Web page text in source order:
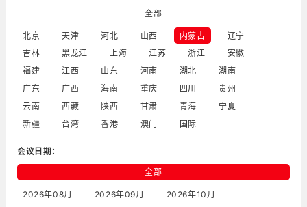
全部
北京 天津 河北 山西 内蒙古
辽宁
吉林
黑龙江 上海 江苏 浙江
安徽
福建
江西 山东 河南 湖北
湖南
广东
广西 海南 重庆 四川
贵州
云南
西藏 陕西 甘肃 青海
宁夏
新疆
台湾 香港 澳门 国际
会议日期：
全部
2026年08月 2026年09月
2026年10月